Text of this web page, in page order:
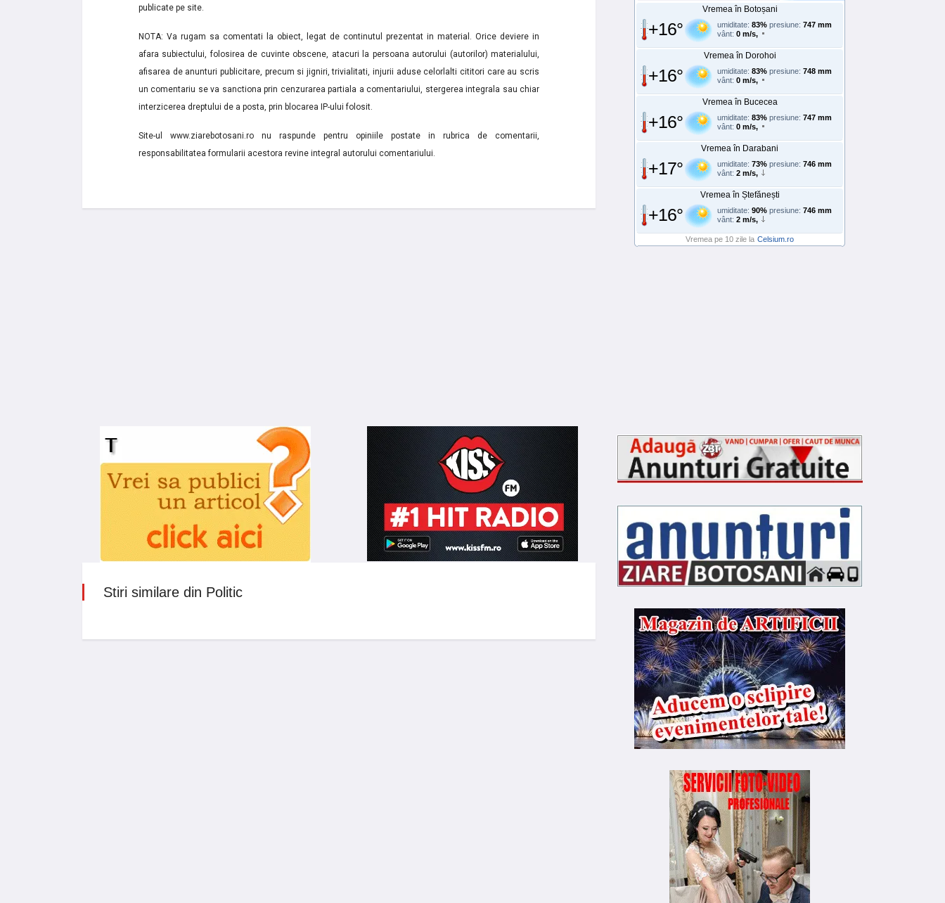
publicate pe site.
NOTA: Va rugam sa comentati la obiect, legat de continutul prezentat in material. Orice deviere in
afara subiectului, folosirea de cuvinte obscene, atacuri la persoana autorului (autorilor) materialului,
afisarea de anunturi publicitare, precum si jigniri, trivialitati, injurii aduse celorlalti cititori care au scris
un comentariu se va sanctiona prin cenzurarea partiala a comentariului, stergerea integrala sau chiar
interzicerea dreptului de a posta, prin blocarea IP-ului folosit.
Site-ul www.ziarebotosani.ro nu raspunde pentru opiniile postate in rubrica de comentarii,
responsabilitatea formularii acestora revine integral autorului comentariului.
Stiri similare din Politic
Vremea în Botoșani
+16° umiditate: 83% presiune: 747 mm
vânt: 0 m/s,
Vremea în Dorohoi
+16° umiditate: 83% presiune: 748 mm
vânt: 0 m/s,
Vremea în Bucecea
+16° umiditate: 83% presiune: 747 mm
vânt: 0 m/s,
Vremea în Darabani
+17° umiditate: 73% presiune: 746 mm
vânt: 2 m/s,
Vremea în Ștefănești
+16° umiditate: 90% presiune: 746 mm
vânt: 2 m/s,
Vremea pe 10 zile la Celsium.ro